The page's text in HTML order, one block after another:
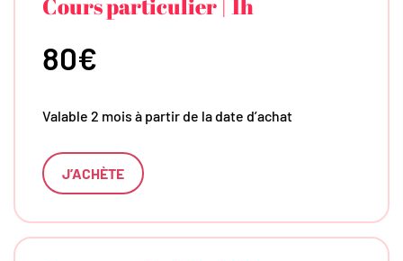
Cours particulier | 1h
80€
Valable 2 mois à partir de la date d’achat
J’ACHÈTE